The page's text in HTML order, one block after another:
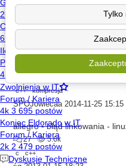
c++
zmienna
2015-12-28 23:30
Kompresja pliku przez
c++
kompresja
SPOJowiecaa 2014-11-25 15:15
allegro - błąd linkowania -
27
5.6k
c
c++
Tylko